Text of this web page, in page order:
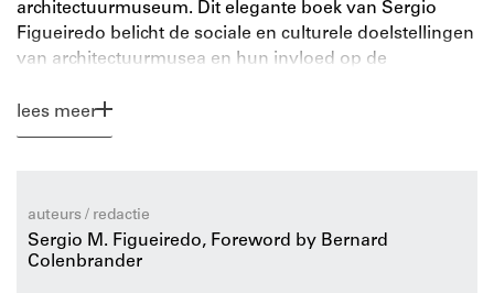
architectuurmuseum. Dit elegante boek van Sergio
Figueiredo belicht de sociale en culturele doelstellingen
van architectuurmusea en hun invloed op de
kritisch overzicht van de geschiedenis en de erfenis van
het Nederlands Architectuurinstituut (NAi) biedt
culturele instellingen zich verhouden tot de snel
veranderende mondiale context.
lees meer
auteurs / redactie
Sergio M. Figueiredo, Foreword by Bernard
Colenbrander